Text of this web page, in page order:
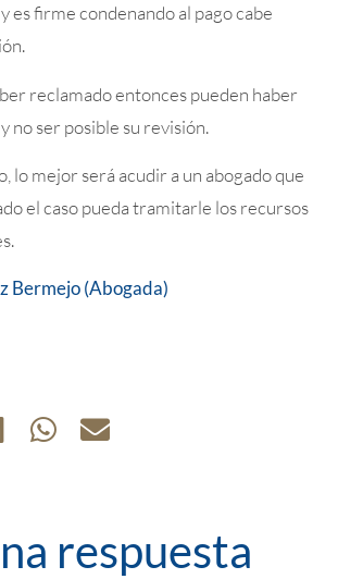
es firme condenando al pago cabe
reclamado entonces pueden haber
no ser posible su revisión.
lo mejor será acudir a un abogado que
el caso pueda tramitarle los recursos
Bermejo (Abogada)
respuesta